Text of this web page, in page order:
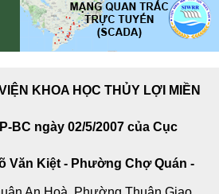
KHOA HỌC THỦY LỢI MIỀN
BC ngày 02/5/2007 của Cục
Văn Kiệt - Phường Chợ Quán -